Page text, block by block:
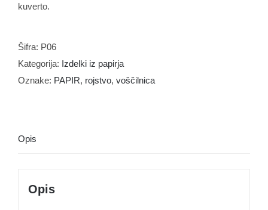
kuverto.
Šifra: P06
Kategorija: Izdelki iz papirja
Oznake: PAPIR, rojstvo, voščilnica
Opis
Opis